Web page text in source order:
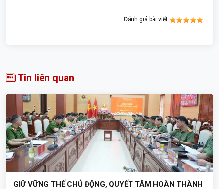
Đánh giá bài viết:
Tin liên quan
GIỮ VỮNG THẾ CHỦ ĐỘNG, QUYẾT TÂM HOÀN THÀNH